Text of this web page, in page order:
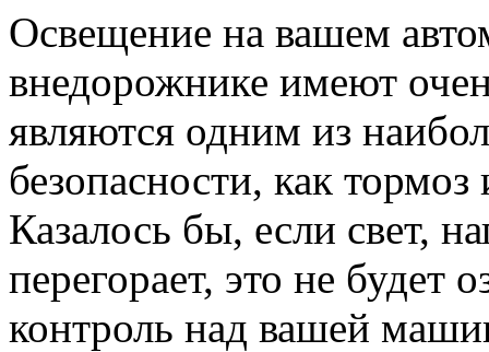
Освещение на вашем
внедорожнике имеют
являются одним из
безопасности, как
Казалось бы, если свет,
перегорает, это не будет
контроль над вашей